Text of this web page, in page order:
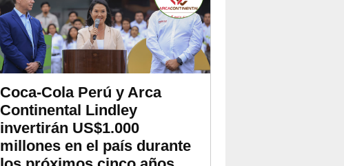
Coca-Cola Perú y Arca
Continental Lindley
invertirán US$1.000
millones en el país durante